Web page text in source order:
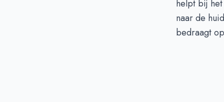
helpt bij
naar de
bedraagt